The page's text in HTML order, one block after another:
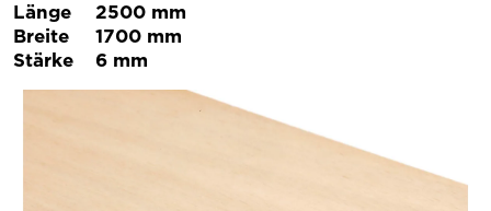
Länge
2500 mm
Breite
1700 mm
Stärke
6 mm